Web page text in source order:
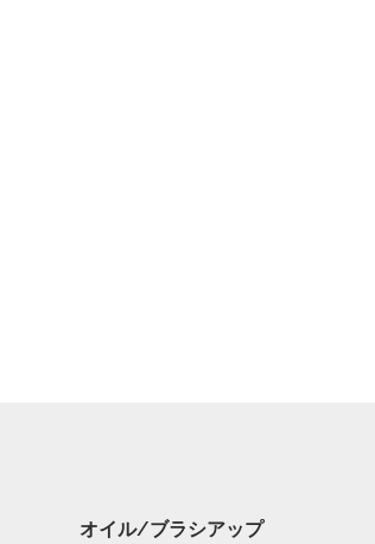
オイル/ブラシアップ